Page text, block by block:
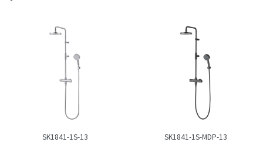
SK1841-1S-13 SK1841-1S-MDP-13